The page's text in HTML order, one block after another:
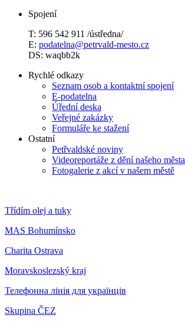
Spojení
T: 596 542 911 /ústředna/
E: podatelna@petrvald-mesto.cz
DS: waqbb2k
Rychlé odkazy
Seznam osob a kontaktní spojení
E-podatelna
Úřední deska
Veřejné zakázky
Formuláře ke stažení
Ostatní
Petřvaldské noviny
Videoreportáže z dění našeho města
Fotogalerie z akcí v našem městě
Třídím olej a tuky
MAS Bohumínsko
Charita Ostrava
Moravskoslezský kraj
Телефонна лінія для українців
Skupina ČEZ